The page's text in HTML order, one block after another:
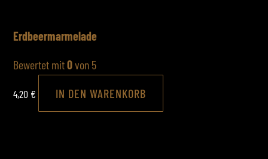
Erdbeermarmelade
Bewertet mit0von 5
4,20 € IN DEN WARENKORB